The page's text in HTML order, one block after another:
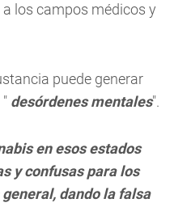
los campos médicos y
puede generar
" desórdenes mentales".
en esos estados
y confusas para los
dando la falsa